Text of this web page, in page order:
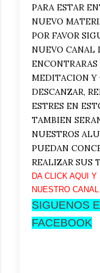
PARA ESTAR
NUEVO
POR FAVOR
NUEVO CANAL
MEDITACION Y
DESCANZAR,
ESTRES EN
TAMBIEN
NUESTROS
PUEDAN
REALIZAR SUS
DA CLICK AQUI
NUESTRO
SIGUENOS
FACEBOOK